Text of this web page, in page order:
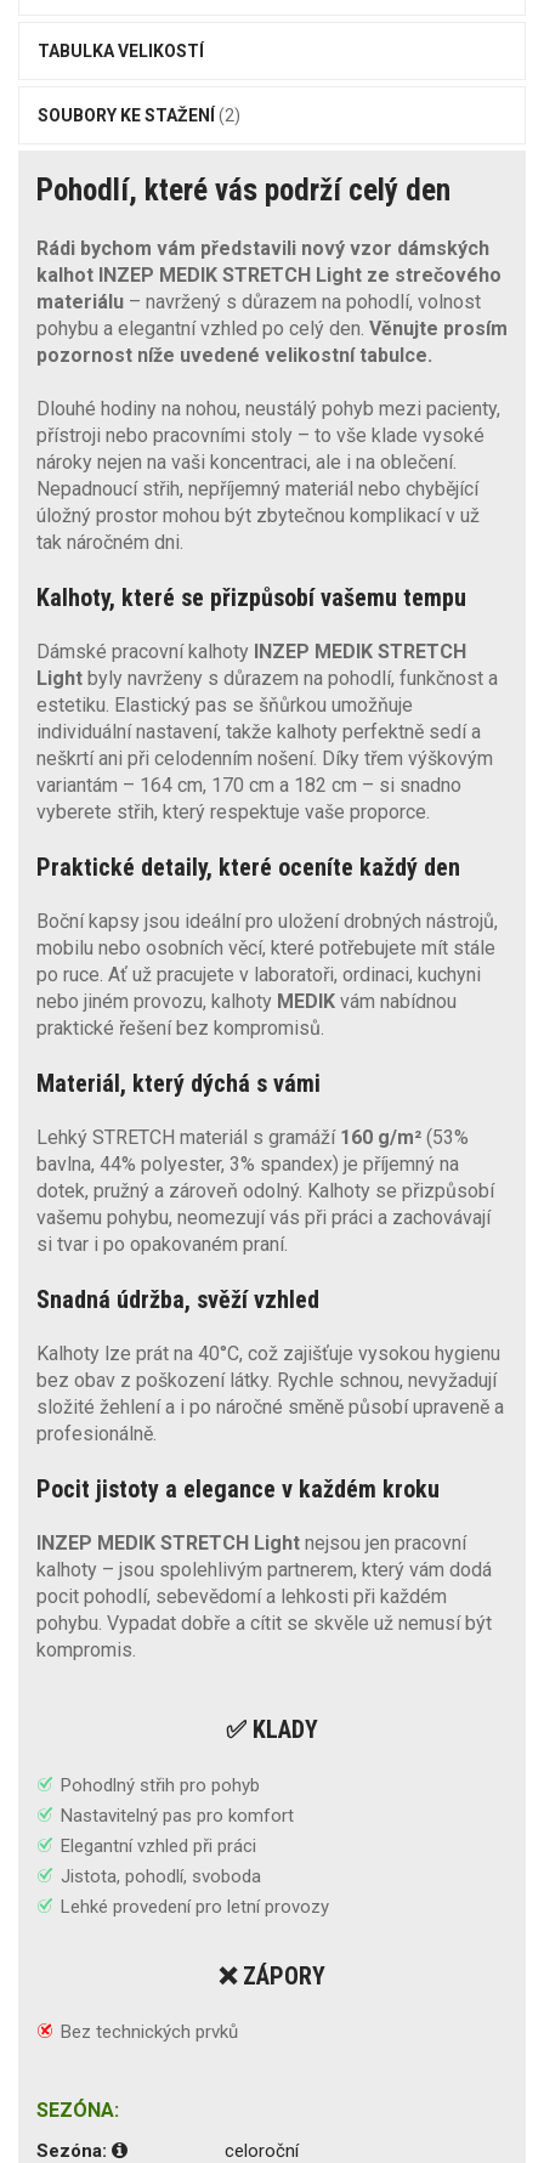
TABULKA VELIKOSTÍ
SOUBORY KE STAŽENÍ (2)
Pohodlí, které vás podrží celý den
Rádi bychom vám představili nový vzor dámských
kalhot INZEP MEDIK STRETCH Light ze strečového
materiálu – navržený s důrazem na pohodlí, volnost
pohybu a elegantní vzhled po celý den. Věnujte prosím
pozornost níže uvedené velikostní tabulce.
Dlouhé hodiny na nohou, neustálý pohyb mezi pacienty,
přístroji nebo pracovními stoly – to vše klade vysoké
nároky nejen na vaši koncentraci, ale i na oblečení.
Nepadnoucí střih, nepříjemný materiál nebo chybějící
úložný prostor mohou být zbytečnou komplikací v už
tak náročném dni.
Kalhoty, které se přizpůsobí vašemu tempu
Dámské pracovní kalhoty INZEP MEDIK STRETCH
Light byly navrženy s důrazem na pohodlí, funkčnost a
estetiku. Elastický pas se šňůrkou umožňuje
individuální nastavení, takže kalhoty perfektně sedí a
neškrtí ani při celodenním nošení. Díky třem výškovým
variantám – 164 cm, 170 cm a 182 cm – si snadno
vyberete střih, který respektuje vaše proporce.
Praktické detaily, které oceníte každý den
Boční kapsy jsou ideální pro uložení drobných nástrojů,
mobilu nebo osobních věcí, které potřebujete mít stále
po ruce. Ať už pracujete v laboratoři, ordinaci, kuchyni
nebo jiném provozu, kalhoty MEDIK vám nabídnou
praktické řešení bez kompromisů.
Materiál, který dýchá s vámi
Lehký STRETCH materiál s gramáží 160 g/m² (53%
bavlna, 44% polyester, 3% spandex) je příjemný na
dotek, pružný a zároveň odolný. Kalhoty se přizpůsobí
vašemu pohybu, neomezují vás při práci a zachovávají
si tvar i po opakovaném praní.
Snadná údržba, svěží vzhled
Kalhoty lze prát na 40°C, což zajišťuje vysokou hygienu
bez obav z poškození látky. Rychle schnou, nevyžadují
složité žehlení a i po náročné směně působí upraveně a
profesionálně.
Pocit jistoty a elegance v každém kroku
INZEP MEDIK STRETCH Light nejsou jen pracovní
kalhoty – jsou spolehlivým partnerem, který vám dodá
pocit pohodlí, sebevědomí a lehkosti při každém
pohybu. Vypadat dobře a cítit se skvěle už nemusí být
kompromis.
✅ KLADY
Pohodlný střih pro pohyb
Nastavitelný pas pro komfort
Elegantní vzhled při práci
Jistota, pohodlí, svoboda
Lehké provedení pro letní provozy
❌ ZÁPORY
Bez technických prvků
SEZÓNA:
Sezóna: celoroční